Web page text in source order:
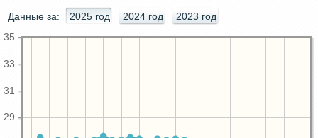
Данные за: 2025 год 2024 год 2023 год
29
31
33
35